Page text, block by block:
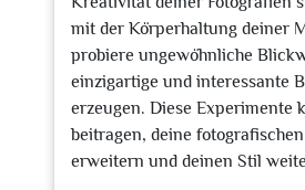
mit der Körperhaltung deiner
probiere ungewöhnliche
einzigartige und interessante
erzeugen. Diese Experimente
beitragen, deine
erweitern und deinen Stil